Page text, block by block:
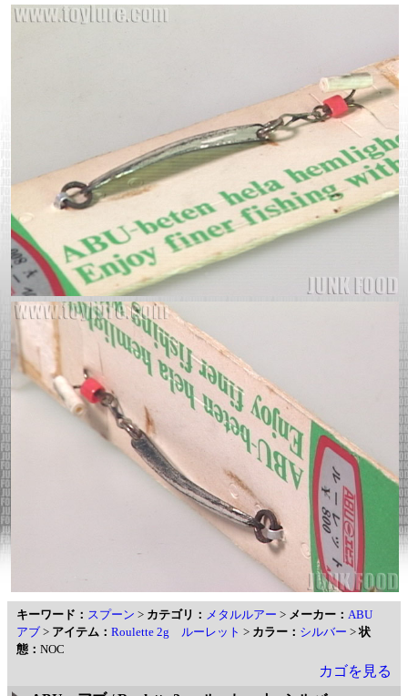
キーワード： スプーン > カテゴリ： メタルルアー > メーカー： ABU
アブ > アイテム： Roulette 2g ルーレット > カラー： シルバー >状
態： NOC
カゴを見る